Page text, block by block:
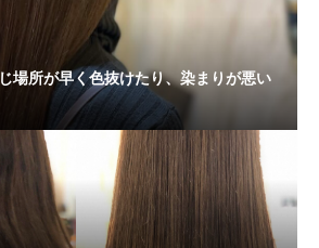
場所が早く色抜けたり、染まりが悪い